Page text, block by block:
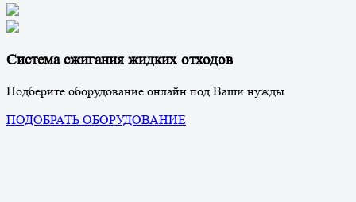
Система сжигания жидких отходов
Подберите оборудование онлайн под Ваши нужды
ПОДОБРАТЬ ОБОРУДОВАНИЕ